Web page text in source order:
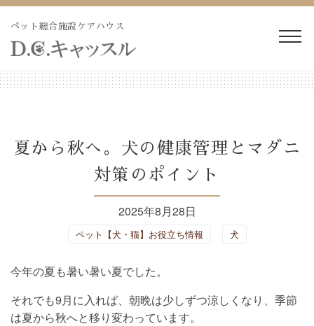
Skip
content
ペット総合施設ケアハウス
ペットホテル・長期預か
り
長期療養ケア
ペット訪問火葬・葬儀 ドッグラン
施設紹介
よくあるご質問
会社概要
夏から秋へ。犬の健康管理とマダニ
対策のポイント
2025年8月28日
ペット【犬・猫】お役立ち情報 犬
今年の夏も暑い暑い夏でした。
それでも9月に入れば、朝晩は少しずつ涼しくなり、季節
は夏から秋へと移り変わっています。